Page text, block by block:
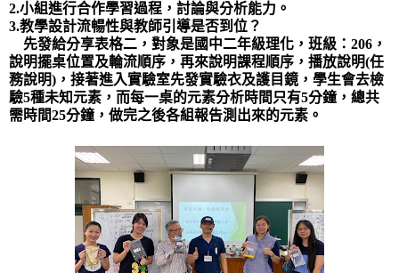
2.小組進行合作學習過程，討論與分析能力。
3.教學設計流暢性與教師引導是否到位？
先發給分享表格二，對象是國中二年級理化，班級： 206 ，
說明擺桌位置及輪流順序，再來說明課程順序，播放說明(任
務說明) ，接著進入實驗室先發實驗衣及護目鏡，學生會去檢
驗5種未知元素，而每一桌的元素分析時間只有5分鐘，總共
需時間25分鐘，做完之後各組報告測出來的元素。